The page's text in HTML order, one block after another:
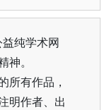
纯学术网
。
所有作品，
明作者、出